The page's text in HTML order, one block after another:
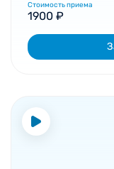
Стоимость приема
1900 ₽